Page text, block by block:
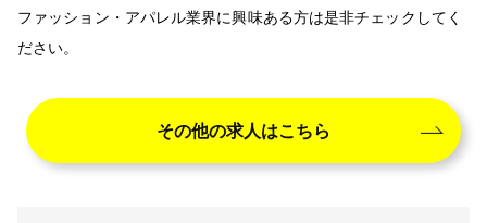
ファッション・アパレル業界に興味ある方は是非チェックしてく
ださい。
その他の求人はこちら